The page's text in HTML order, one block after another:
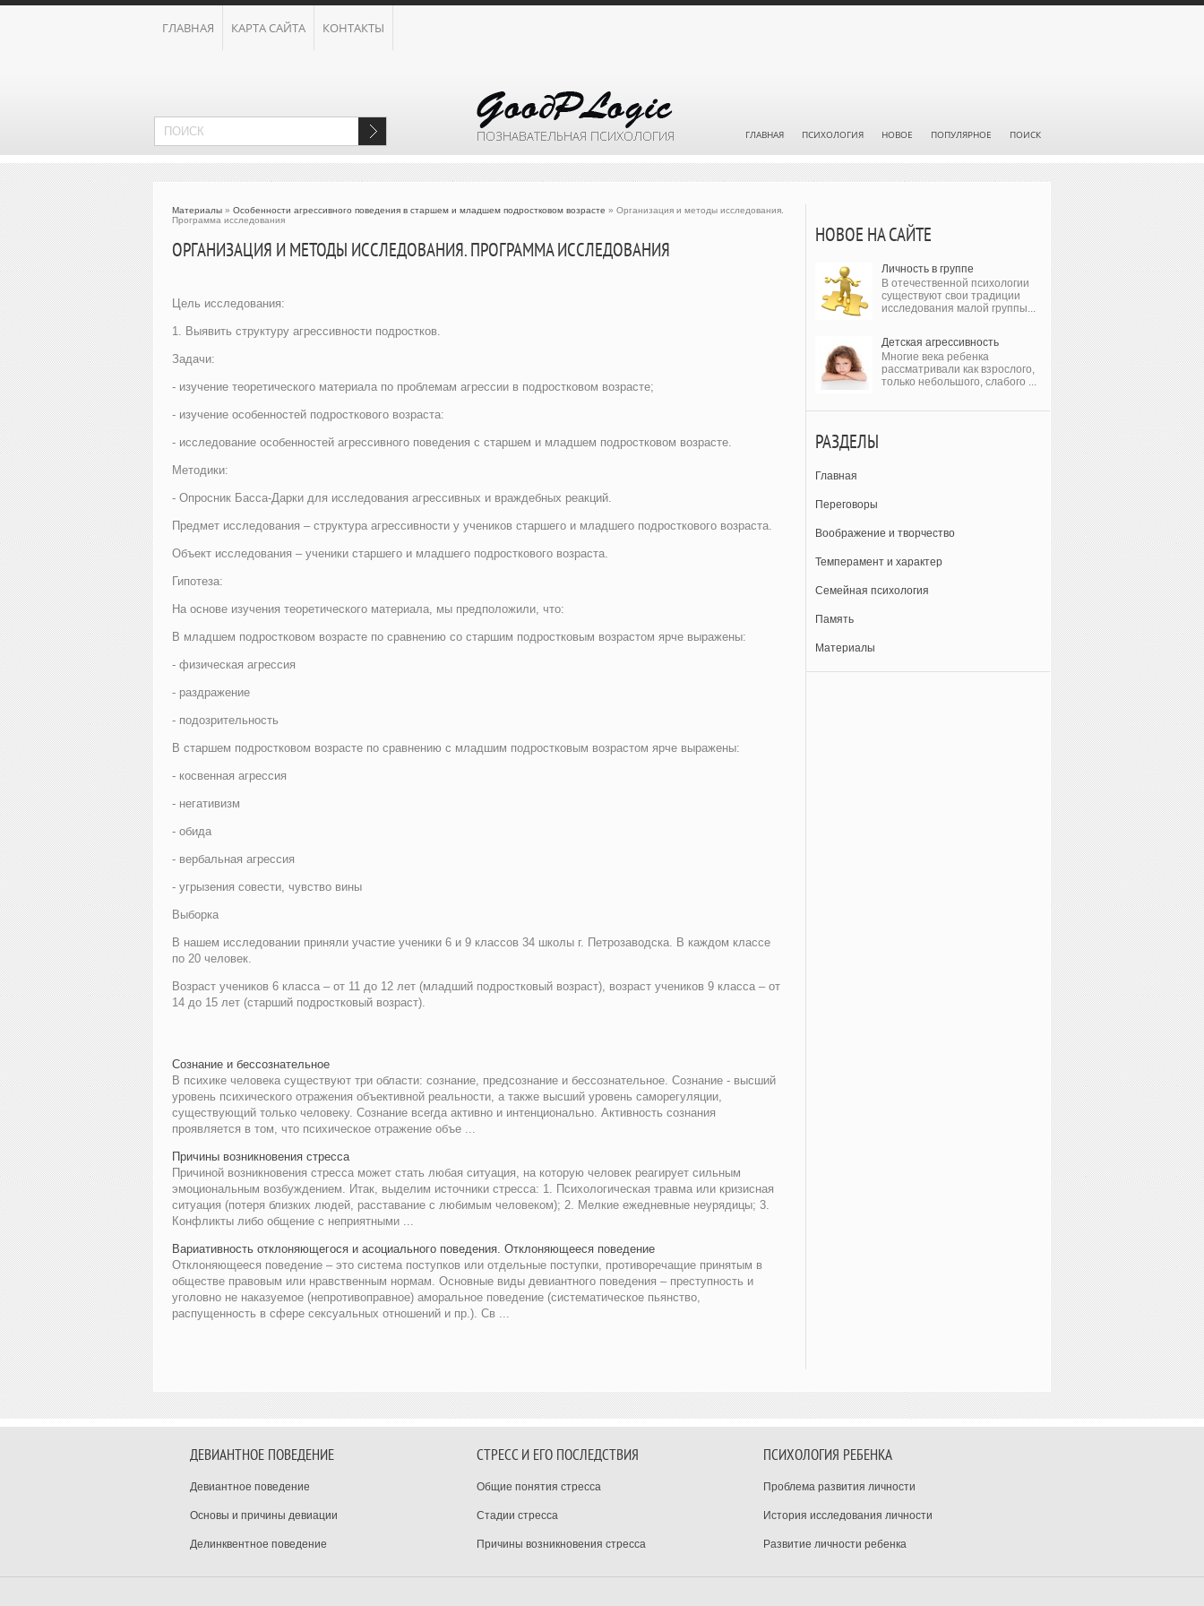
ГЛАВНАЯ КАРТА САЙТА КОНТАКТЫ
ГЛАВНАЯ ПСИХОЛОГИЯ НОВОЕ ПОПУЛЯРНОЕ ПОИСК
НОВОЕ НА САЙТЕ
Личность в группе
В отечественной психологии
существуют свои традиции
исследования малой группы...
Детская агрессивность
Многие века ребенка
рассматривали как взрослого,
только небольшого, слабого ...
РАЗДЕЛЫ
Главная
Переговоры
Воображение и творчество
Темперамент и характер
Семейная психология
Память
Материалы
Материалы » Особенности агрессивного поведения в старшем и младшем подростковом возрасте » Организация и методы исследования.
Программа исследования
ОРГАНИЗАЦИЯ И МЕТОДЫ ИССЛЕДОВАНИЯ. ПРОГРАММА ИССЛЕДОВАНИЯ
Цель исследования:
1. Выявить структуру агрессивности подростков.
Задачи:
- изучение теоретического материала по проблемам агрессии в подростковом возрасте;
- изучение особенностей подросткового возраста:
- исследование особенностей агрессивного поведения с старшем и младшем подростковом возрасте.
Методики:
- Опросник Басса-Дарки для исследования агрессивных и враждебных реакций.
Предмет исследования – структура агрессивности у учеников старшего и младшего подросткового возраста.
Объект исследования – ученики старшего и младшего подросткового возраста.
Гипотеза:
На основе изучения теоретического материала, мы предположили, что:
В младшем подростковом возрасте по сравнению со старшим подростковым возрастом ярче выражены:
- физическая агрессия
- раздражение
- подозрительность
В старшем подростковом возрасте по сравнению с младшим подростковым возрастом ярче выражены:
- косвенная агрессия
- негативизм
- обида
- вербальная агрессия
- угрызения совести, чувство вины
Выборка
В нашем исследовании приняли участие ученики 6 и 9 классов 34 школы г. Петрозаводска. В каждом классе
по 20 человек.
Возраст учеников 6 класса – от 11 до 12 лет (младший подростковый возраст), возраст учеников 9 класса – от
14 до 15 лет (старший подростковый возраст).
Сознание и бессознательное
В психике человека существуют три области: сознание, предсознание и бессознательное. Сознание - высший
уровень психического отражения объективной реальности, а также высший уровень саморегуляции,
существующий только человеку. Сознание всегда активно и интенционально. Активность сознания
проявляется в том, что психическое отражение объе ...
Причины возникновения стресса
Причиной возникновения стресса может стать любая ситуация, на которую человек реагирует сильным
эмоциональным возбуждением. Итак, выделим источники стресса: 1. Психологическая травма или кризисная
ситуация (потеря близких людей, расставание с любимым человеком); 2. Мелкие ежедневные неурядицы; 3.
Конфликты либо общение с неприятными ...
Вариативность отклоняющегося и асоциального поведения. Отклоняющееся поведение
Отклоняющееся поведение – это система поступков или отдельные поступки, противоречащие принятым в
обществе правовым или нравственным нормам. Основные виды девиантного поведения – преступность и
уголовно не наказуемое (непротивоправное) аморальное поведение (систематическое пьянство,
распущенность в сфере сексуальных отношений и пр.). Св ...
ДЕВИАНТНОЕ ПОВЕДЕНИЕ
Девиантное поведение
Основы и причины девиации
Делинквентное поведение
СТРЕСС И ЕГО ПОСЛЕДСТВИЯ
Общие понятия стресса
Стадии стресса
Причины возникновения стресса
ПСИХОЛОГИЯ РЕБЕНКА
Проблема развития личности
История исследования личности
Развитие личности ребенка